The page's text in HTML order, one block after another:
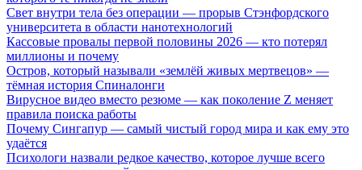
Свет внутри тела без операции — прорыв Стэнфордского
университета в области нанотехнологий
Кассовые провалы первой половины 2026 — кто потерял
миллионы и почему
Остров, который называли «землёй живых мертвецов» —
тёмная история Спиналонги
Вирусное видео вместо резюме — как поколение Z меняет
правила поиска работы
Почему Сингапур — самый чистый город мира и как ему это
удаётся
Психологи назвали редкое качество, которое лучше всего